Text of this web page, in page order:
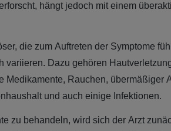
hängt jedoch mit einem
die zum Auftreten der Symptome
variieren. Dazu gehören
Medikamente, Rauchen, übermäßiger
und auch einige Infektionen.
zu behandeln, wird sich der Arzt